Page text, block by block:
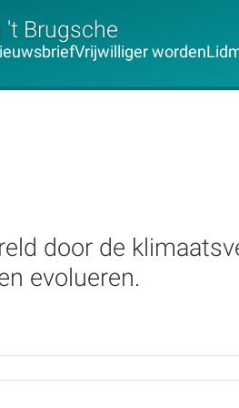
't Brugsche
Vrijwilliger worden
door de
evolueren.